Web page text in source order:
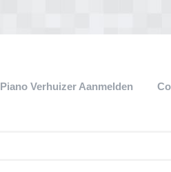
Piano Verhuizer Aanmelden